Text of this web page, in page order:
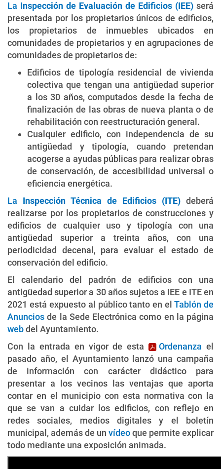
La Inspección de Evaluación de Edificios (IEE) será
presentada por los propietarios únicos de edificios,
los propietarios de inmuebles ubicados en
comunidades de propietarios y en agrupaciones de
comunidades de propietarios de:
Edificios de tipología residencial de vivienda
colectiva que tengan una antigüedad superior
a los 30 años, computados desde la fecha de
finalización de las obras de nueva planta o de
rehabilitación con reestructuración general.
Cualquier edificio, con independencia de su
antigüedad y tipología, cuando pretendan
acogerse a ayudas públicas para realizar obras
de conservación, de accesibilidad universal o
eficiencia energética.
La
Inspección Técnica de Edificios (ITE) deberá
realizarse por los propietarios de construcciones y
edificios de cualquier uso y tipología con una
antigüedad superior a treinta años, con una
periodicidad decenal, para evaluar el estado de
conservación del edificio.
El calendario del padrón de edificios con una
antigüedad superior a 30 años sujetos a IEE e ITE en
2021 está expuesto al público tanto en elTablón de
Anuncios de la Sede Electrónica como en la página
webdel Ayuntamiento.
Con la entrada en vigor de esta
Ordenanza el
pasado año, el Ayuntamiento lanzó una campaña
de información con carácter didáctico para
presentar a los vecinos las ventajas que aporta
contar en el municipio con esta normativa con la
que se van a cuidar los edificios, con reflejo en
redes sociales, medios digitales y el boletín
municipal, además de un vídeoque permite explicar
todo mediante una exposición animada.